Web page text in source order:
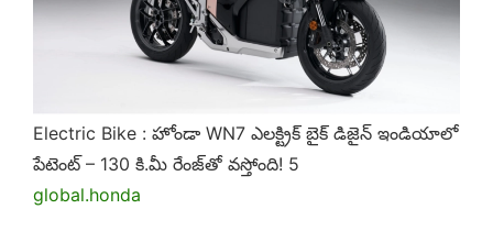
Electric Bike : హోండా WN7 ఎలక్ట్రిక్ బైక్ డిజైన్ ఇండియాలో
పేటెంట్ – 130 కి.మీ రేంజ్‌తో వస్తోంది! 5
global.honda